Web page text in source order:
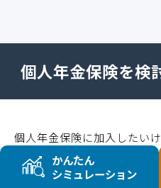
かんたん
シミュレーション
個人年金保険を検
個人年金保険に加入したい
いのかわからないと悩む人
か。個人年金保険は、いく